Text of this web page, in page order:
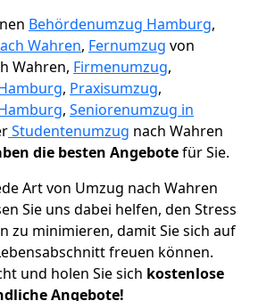
Behördenumzug Hamburg,
Wahren, Fernumzug von
Wahren, Firmenumzug,
, Praxisumzug,
, Seniorenumzug in
Studentenumzug nach Wahren
die besten Angebotefür Sie.
Art von Umzug nach Wahren
Sie uns dabei helfen, den Stress
zu minimieren, damit Sie sich auf
freuen können.
und holen Sie sich kostenlose
Angebote!